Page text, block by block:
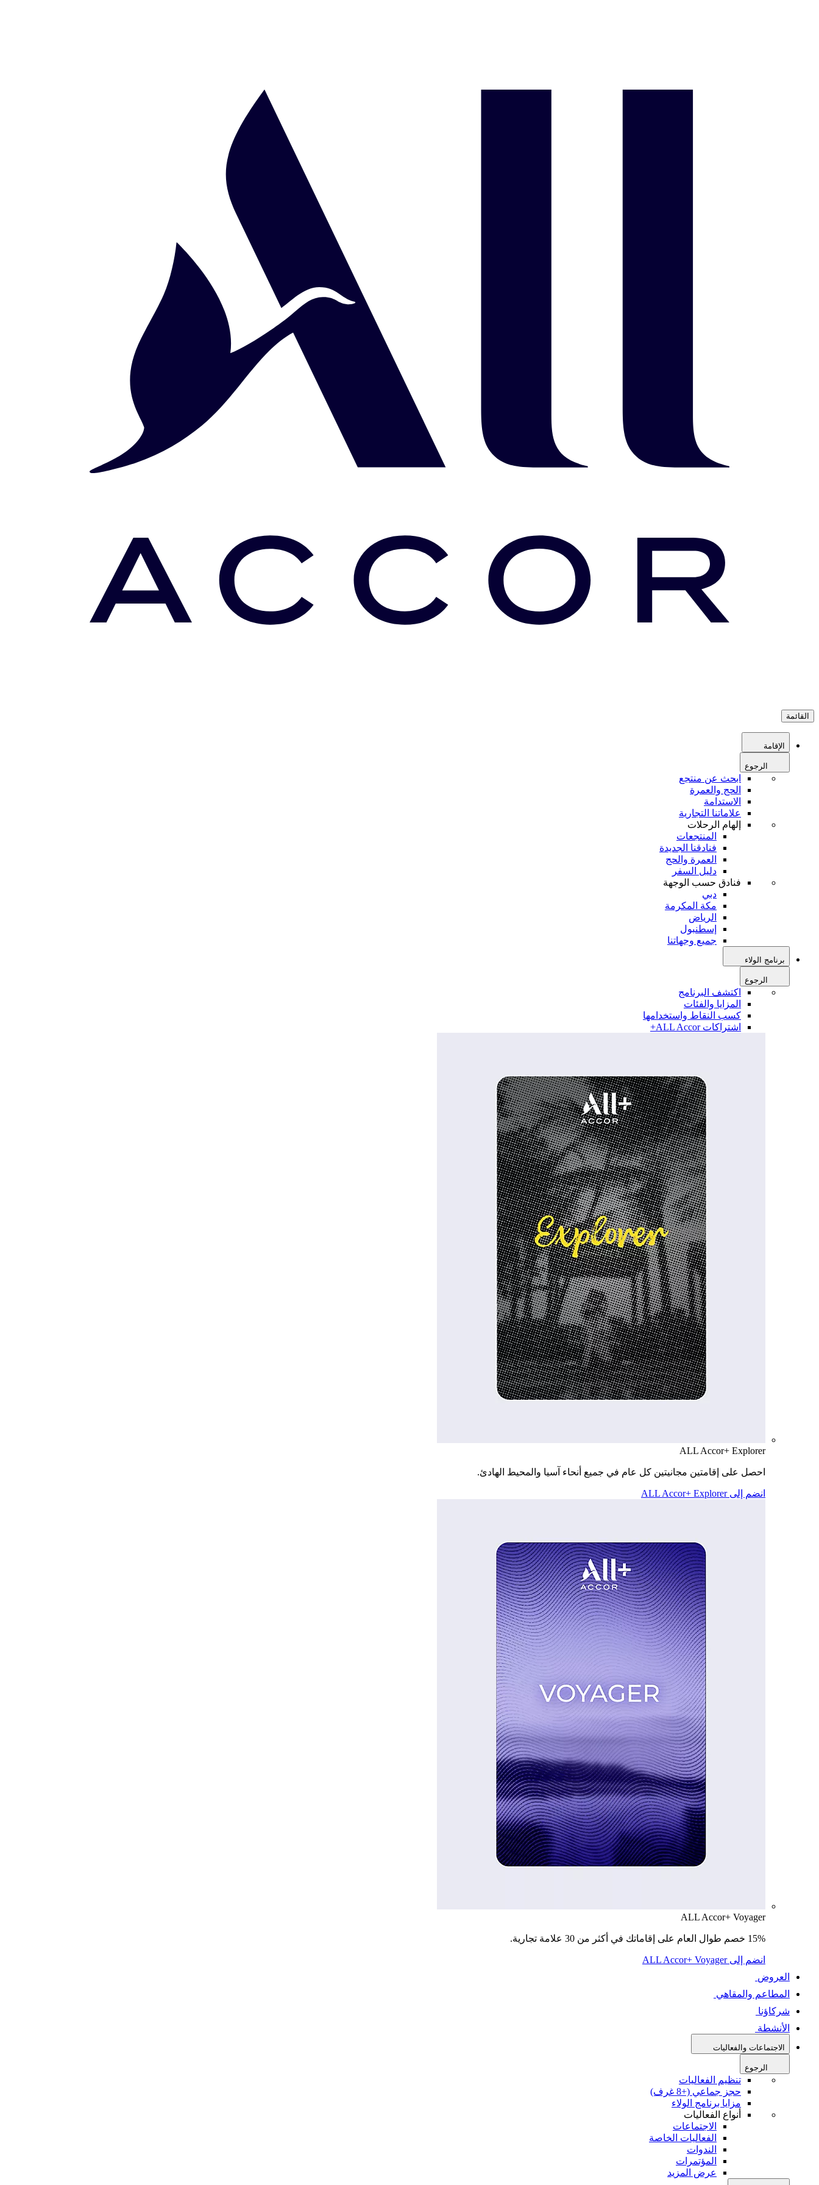
القائمة
الإقامة
الرجوع
ابحث عن منتجع
الحج والعمرة
الاستدامة
علاماتنا التجارية
إلهام الرحلات
المنتجعات
فنادقنا الجديدة
العمرة والحج
دليل السفر
فنادق حسب الوجهة
دبي
مكة المكرمة
الرياض
إسطنبول
جميع وجهاتنا
برنامج الولاء
الرجوع
اكتشف البرنامج
المزايا والفئات
كسب النقاط واستخدامها
اشتراكات ALL Accor+
ALL Accor+ Explorer
احصل على إقامتين مجانيتين كل عام في جميع أنحاء آسيا والمحيط الهادئ.
انضم إلى ALL Accor+ Explorer
ALL Accor+ Voyager
15% خصم طوال العام على إقاماتك في أكثر من 30 علامة تجارية.
انضم إلى ALL Accor+ Voyager
العروض
المطاعم والمقاهي
شركاؤنا
الأنشطة
الاجتماعات والفعاليات
الرجوع
تنظيم الفعاليات
حجز جماعي (+8 غرف)
مزايا برنامج الولاء
أنواع الفعاليات
الاجتماعات
الفعاليات الخاصة
الندوات
المؤتمرات
عرض المزيد